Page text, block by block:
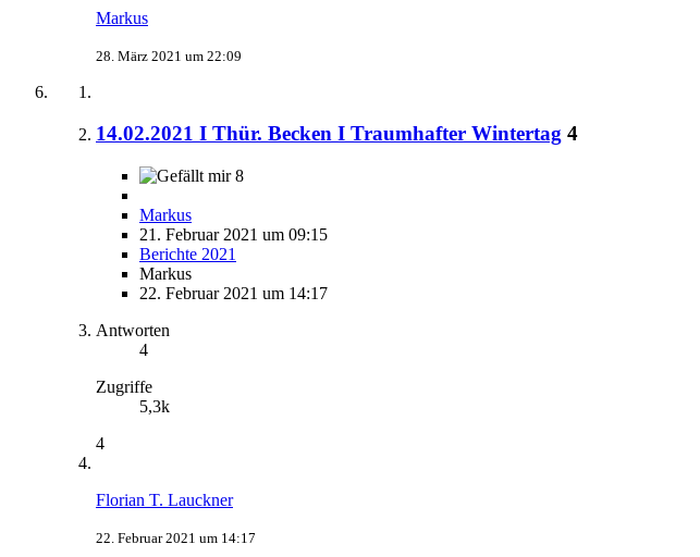
Markus
28. März 2021 um 22:09
14.02.2021 I Thür. Becken I Traumhafter Wintertag 4
8
Markus
21. Februar 2021 um 09:15
Berichte 2021
Markus
22. Februar 2021 um 14:17
Antworten
4
Zugriffe
5,3k
4
Florian T. Lauckner
22. Februar 2021 um 14:17